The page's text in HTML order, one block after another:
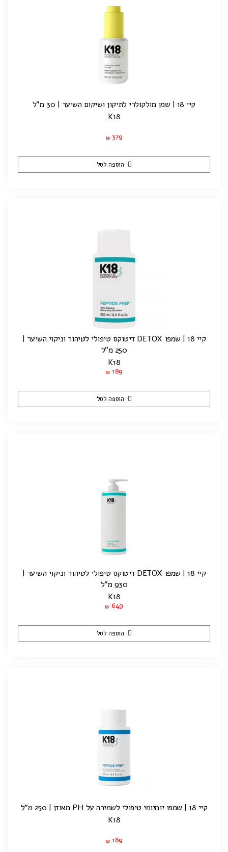
קיי 18 | שמן מולקולרי לתיקון ושיקום השיער | 30 מ"ל
K18
₪ 379
הוספה לסל
קיי 18 | שמפו DETOX דיטוקס טיפולי לטיהור וניקוי השיער |
250 מ"ל
K18
₪ 189
הוספה לסל
קיי 18 | שמפו DETOX דיטוקס טיפולי לטיהור וניקוי השיער |
930 מ"ל
K18
₪ 649
הוספה לסל
קיי 18 | שמפו יומיומי טיפולי לשמירה על PH מאוזן | 250 מ"ל
K18
₪ 189